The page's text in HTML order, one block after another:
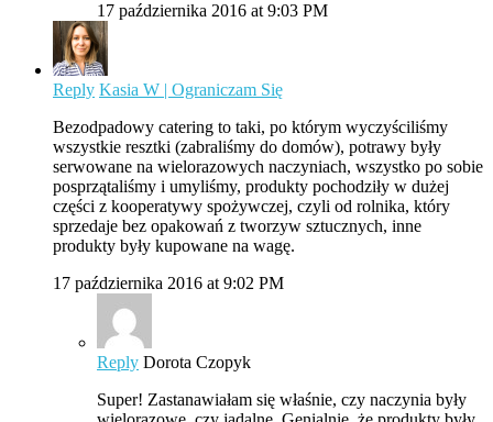
17 października 2016 at 9:03 PM
Reply Kasia W | Ograniczam Się
Bezodpadowy catering to taki, po którym wyczyściliśmy
wszystkie resztki (zabraliśmy do domów), potrawy były
serwowane na wielorazowych naczyniach, wszystko po sobie
posprzątaliśmy i umyliśmy, produkty pochodziły w dużej
części z kooperatywy spożywczej, czyli od rolnika, który
sprzedaje bez opakowań z tworzyw sztucznych, inne
produkty były kupowane na wagę.
17 października 2016 at 9:02 PM
Reply Dorota Czopyk
Super! Zastanawiałam się właśnie, czy naczynia były